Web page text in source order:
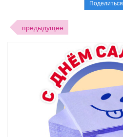
Поделиться
предыдущее